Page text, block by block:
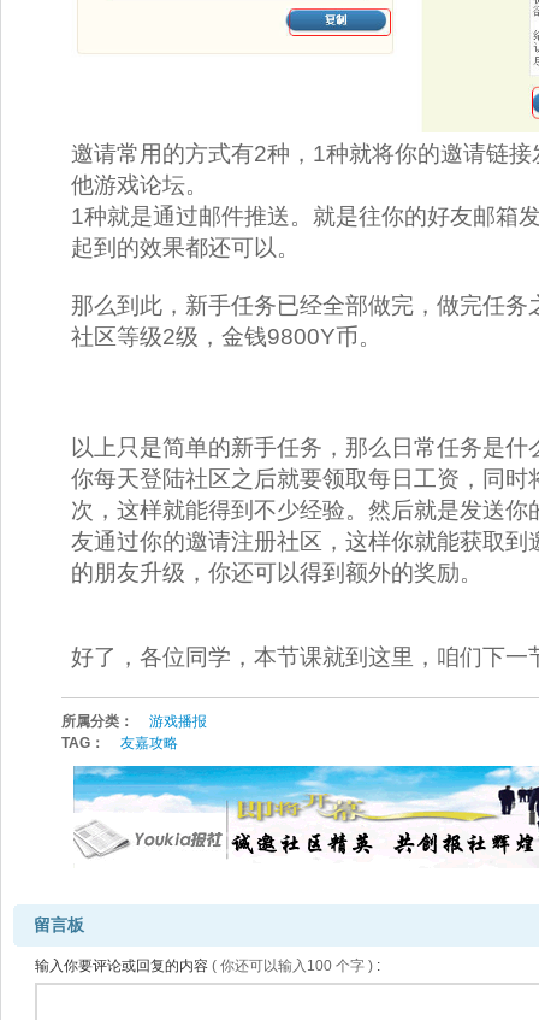
邀请常用的方式有2种，1种就将你的邀请链
他游戏论坛。
1种就是通过邮件推送。就是往你的好友邮箱
起到的效果都还可以。
那么到此，新手任务已经全部做完，做完任务
社区等级2级，金钱9800Y币。
以上只是简单的新手任务，那么日常任务是什
你每天登陆社区之后就要领取每日工资，同时
次，这样就能得到不少经验。然后就是发送你
友通过你的邀请注册社区，这样你就能获取到
的朋友升级，你还可以得到额外的奖励。
好了，各位同学，本节课就到这里，咱们下一
所属分类：
游戏播报
TAG：
友嘉攻略
留言板
输入你要评论或回复的内容 ( 你还可以输入 100 个字 ) :